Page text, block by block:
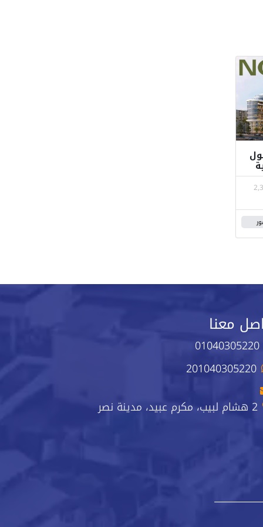
مول
معنا
01040305220
201040305220
2 هشام لبيب، مكرم عبيد، مدينة نصر